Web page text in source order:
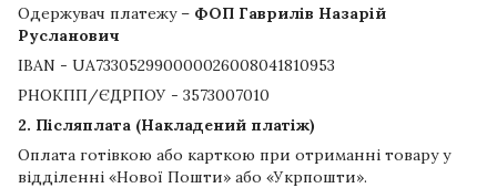
Одержувач платежу – ФОП Гаврилів Назарій
Русланович
IBAN - UA733052990000026008041810953
РНОКПП/ЄДРПОУ - 3573007010
2. Післяплата (Накладений платіж)
Оплата готівкою або карткою при отриманні товару у
відділенні «Нової Пошти» або «Укрпошти».